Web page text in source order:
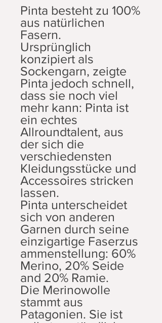
Pinta besteht zu 100%
aus natürlichen
Fasern.
Ursprünglich
konzipiert als
Sockengarn, zeigte
Pinta jedoch schnell,
dass sie noch viel
mehr kann: Pinta ist
ein echtes
Allroundtalent, aus
der sich die
verschiedensten
Kleidungsstücke und
Accessoires stricken
lassen.
Pinta unterscheidet
sich von anderen
Garnen durch seine
einzigartige Faserzus
ammenstellung: 60%
Merino, 20% Seide
and 20% Ramie.
Die Merinowolle
stammt aus
Patagonien. Sie ist